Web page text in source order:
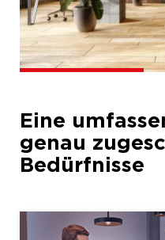
Eine
genau
Bedürfnisse